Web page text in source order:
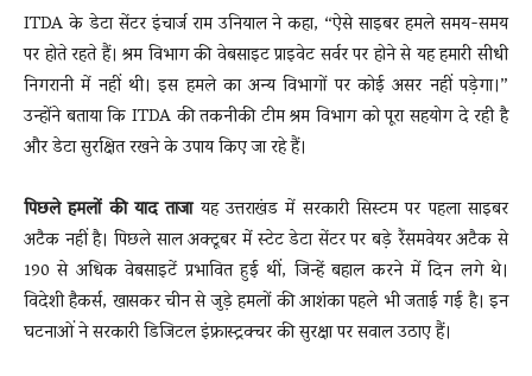
ITDA के डेटा सेंटर इंचार्ज राम उनियाल ने कहा, “ऐसे साइबर हमले समय-समय
पर होते रहते हैं। श्रम विभाग की वेबसाइट प्राइवेट सर्वर पर होने से यह हमारी सीधी
निगरानी में नहीं थी। इस हमले का अन्य विभागों पर कोई असर नहीं पड़ेगा।”
उन्होंने बताया कि ITDA की तकनीकी टीम श्रम विभाग को पूरा सहयोग दे रही है
और डेटा सुरक्षित रखने के उपाय किए जा रहे हैं।
पिछले हमलों की याद ताजायह उत्तराखंड में सरकारी सिस्टम पर पहला साइबर
अटैक नहीं है। पिछले साल अक्टूबर में स्टेट डेटा सेंटर पर बड़े रैंसमवेयर अटैक से
190 से अधिक वेबसाइटें प्रभावित हुई थीं, जिन्हें बहाल करने में दिन लगे थे।
विदेशी हैकर्स, खासकर चीन से जुड़े हमलों की आशंका पहले भी जताई गई है। इन
घटनाओं ने सरकारी डिजिटल इंफ्रास्ट्रक्चर की सुरक्षा पर सवाल उठाए हैं।